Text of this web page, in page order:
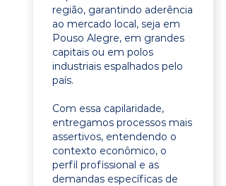
região, garantindo aderência
ao mercado local, seja em
Pouso Alegre, em grandes
capitais ou em polos
industriais espalhados pelo
país.
Com essa capilaridade,
entregamos processos mais
assertivos, entendendo o
contexto econômico, o
perfil profissional e as
demandas específicas de